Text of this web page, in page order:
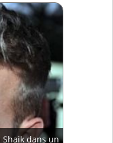
Shaik dans un